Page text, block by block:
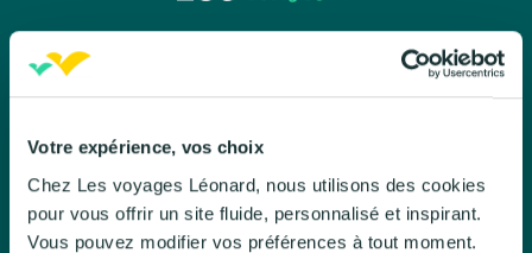
Votre expérience, vos choix
Chez Les voyages Léonard, nous utilisons des cookies
pour vous offrir un site fluide, personnalisé et inspirant.
Vous pouvez modifier vos préférences à tout moment.
Léo évasion
À propos de Léo évasion
Nos engagements